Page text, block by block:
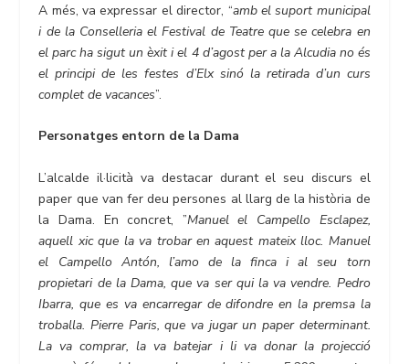
A més, va expressar el director, “amb el suport municipal
i de la Conselleria el Festival de Teatre que se celebra en
el parc ha sigut un èxit i el 4 d’agost per a la Alcudia no és
el principi de les festes d’Elx sinó la retirada d’un curs
complet de vacances”.
Personatges entorn de la Dama
L’alcalde il·licità va destacar durant el seu discurs el
paper que van fer deu persones al llarg de la història de
la Dama. En concret, ”Manuel el Campello Esclapez,
aquell xic que la va trobar en aquest mateix lloc. Manuel
el Campello Antón, l’amo de la finca i al seu torn
propietari de la Dama, que va ser qui la va vendre. Pedro
Ibarra, que es va encarregar de difondre en la premsa la
troballa. Pierre Paris, que va jugar un paper determinant.
La va comprar, la va batejar i li va donar la projecció